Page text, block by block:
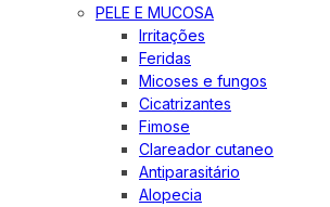
PELE E MUCOSA
Irritações
Feridas
Micoses e fungos
Cicatrizantes
Fimose
Clareador cutaneo
Antiparasitário
Alopecia